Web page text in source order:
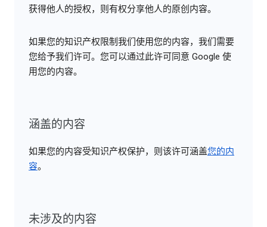
获得他人的授权，则有权分享他人的原创内容。
如果您的知识产权限制我们使用您的内容，我们需要
您给予我们许可。您可以通过此许可同意 Google 使
用您的内容。
涵盖的内容
如果您的内容受知识产权保护，则该许可涵盖您的内
容。
未涉及的内容